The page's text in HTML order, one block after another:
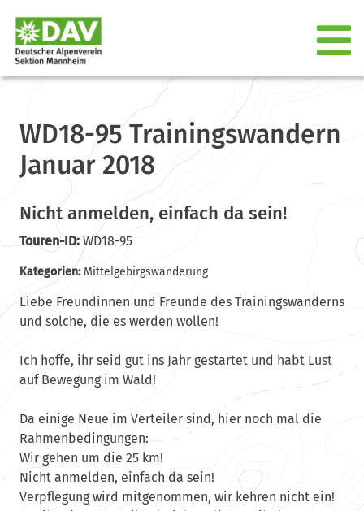
WD18-95 Trainingswandern
Januar 2018
Nicht anmelden, einfach da sein!
Touren-ID:WD18-95
Kategorien: Mittelgebirgswanderung
Liebe Freundinnen und Freunde des Trainingswanderns
und solche, die es werden wollen!
Ich hoffe, ihr seid gut ins Jahr gestartet und habt Lust
auf Bewegung im Wald!
Da einige Neue im Verteiler sind, hier noch mal die
Rahmenbedingungen:
Wir gehen um die 25 km!
Nicht anmelden, einfach da sein!
Verpflegung wird mitgenommen, wir kehren nicht ein!